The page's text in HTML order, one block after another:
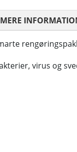
virus og
MERE